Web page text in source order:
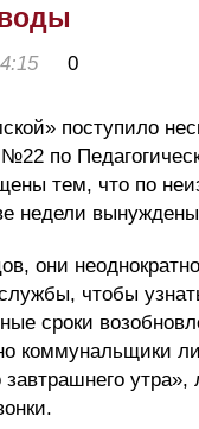
0
поступило
по
тем, что по
недели
они
чтобы
сроки
коммунальщики
утра»,